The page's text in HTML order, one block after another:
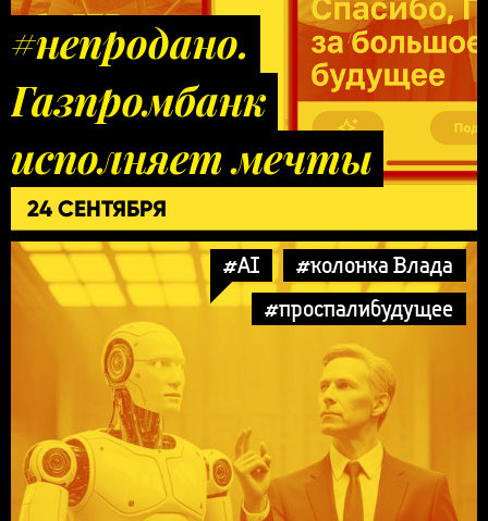
#непродано.
Газпромбанк
исполняет мечты
24 СЕНТЯБРЯ
#AI
#колонка Влада
#проспалибудущее